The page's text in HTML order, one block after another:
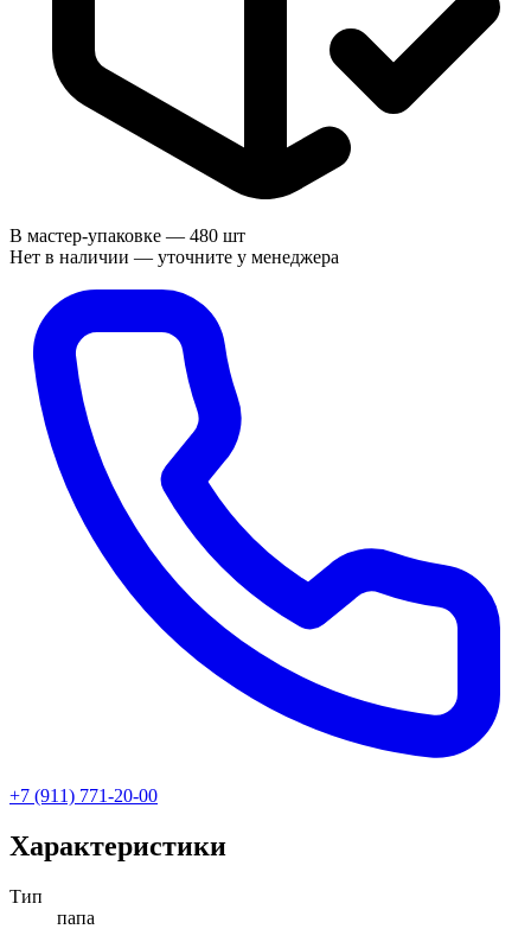
В мастер-упаковке — 480 шт
Нет в наличии — уточните у менеджера
+7 (911) 771-20-00
Характеристики
Тип
папа